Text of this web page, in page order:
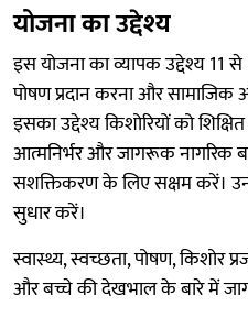
योजना का उद्देश्य
इस योजना का व्यापक उद्देश्य 11
पोषण प्रदान करना और सामाजिक
इसका उद्देश्य किशोरियों को
आत्मनिर्भर और जागरूक नागरिक
सशक्तिकरण के लिए सक्षम करें।
सुधार करें।
स्वास्थ्य, स्वच्छता, पोषण, किशोर
और बच्चे की देखभाल के बारे में